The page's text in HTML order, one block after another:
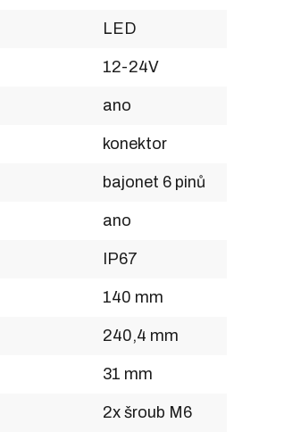
LED
12-24V
ano
konektor
bajonet 6 pinů
ano
IP67
140 mm
240,4 mm
31 mm
2x šroub M6